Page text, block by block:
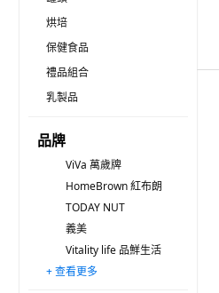
烘培
保健食品
禮品組合
乳製品
品牌
ViVa 萬歲牌
HomeBrown 紅布朗
TODAY NUT
義美
Vitality life 品鮮生活
i-Natural
盛香珍
臻御行
Fungo 芳菓
統一生機 Osome 果然優
Nature Time 自然時記
TRYGOODZ 翠菓子
HBAF
Green Market 菓青市集
O'natural 歐納丘
無品牌
Dailynut
馬玉山
康健生機
Chiao-E 巧益
+ 查看更多